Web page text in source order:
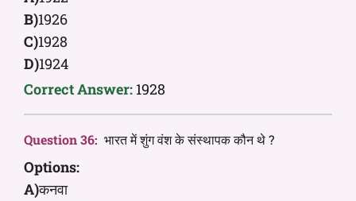
B)1926
C)1928
D)1924
Correct Answer: 1928
Question 36: भारत में शुंग वंश के संस्थापक कौन थे ?
Options:
A)कनवा